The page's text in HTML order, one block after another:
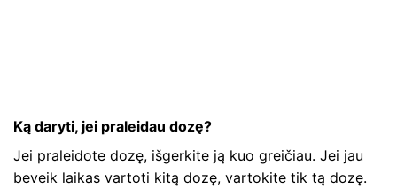
Ką daryti, jei praleidau dozę?
Jei praleidote dozę, išgerkite ją kuo greičiau. Jei jau
beveik laikas vartoti kitą dozę, vartokite tik tą dozę.